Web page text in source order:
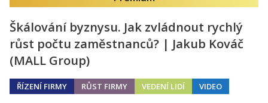
Škálování byznysu. Jak zvládnout rychlý
růst počtu zaměstnanců? | Jakub Kováč
(MALL Group)
ŘÍZENÍ FIRMY RŮST FIRMY VEDENÍ LIDÍ VIDEO